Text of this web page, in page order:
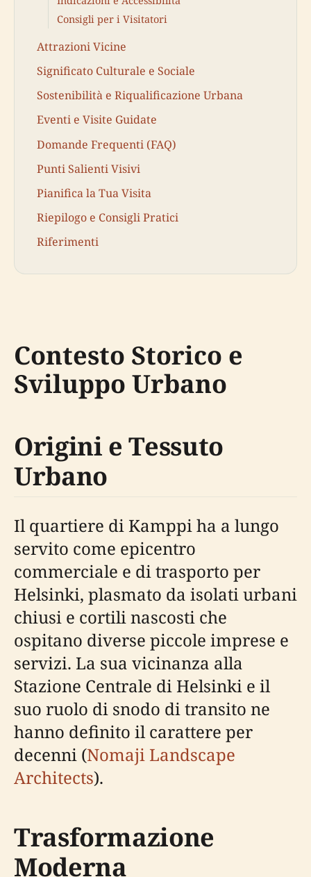
Consigli per i Visitatori
Attrazioni Vicine
Significato Culturale e Sociale
Sostenibilità e Riqualificazione Urbana
Eventi e Visite Guidate
Domande Frequenti (FAQ)
Punti Salienti Visivi
Pianifica la Tua Visita
Riepilogo e Consigli Pratici
Riferimenti
Contesto Storico e
Sviluppo Urbano
Origini e Tessuto
Urbano
Il quartiere di Kamppi ha a lungo
servito come epicentro
commerciale e di trasporto per
Helsinki, plasmato da isolati urbani
chiusi e cortili nascosti che
ospitano diverse piccole imprese e
servizi. La sua vicinanza alla
Stazione Centrale di Helsinki e il
suo ruolo di snodo di transito ne
hanno definito il carattere per
decenni (Nomaji Landscape
Architects).
Trasformazione
Moderna